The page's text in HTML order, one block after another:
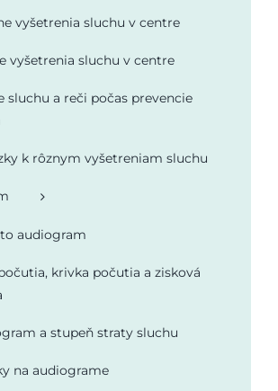
vyšetrenia sluchu v centre
vyšetrenia sluchu v centre
sluchu a reči počas prevencie
k rôznym vyšetreniam sluchu
audiogram
krivka počutia a zisková
a stupeň straty sluchu
na audiograme